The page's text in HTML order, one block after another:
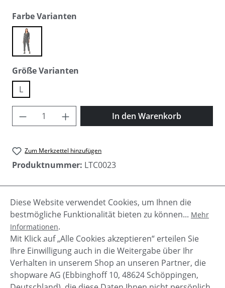
Farbe Varianten
black denim
Größe Varianten
L
Produkt Anzahl: Gib den gewünschten
In den Warenkorb
Zum Merkzettel hinzufügen
Produktnummer: LTC0023
Beschreibung
Lässiger Damen Overall "Chance" von Le Temps des
Cerises. 3/4 Ärmel Hose im Cargo-Stil aufgesetzte
Brustt…Mehr
Diese Website verwendet Cookies, um Ihnen die
bestmögliche Funktionalität bieten zu können... Mehr
Informationen.
Mit Klick auf „Alle Cookies akzeptieren“ erteilen Sie
Ihre Einwilligung auch in die Weitergabe über Ihr
Verhalten in unserem Shop an unseren Partner, die
shopware AG (Ebbinghoff 10, 48624 Schöppingen,